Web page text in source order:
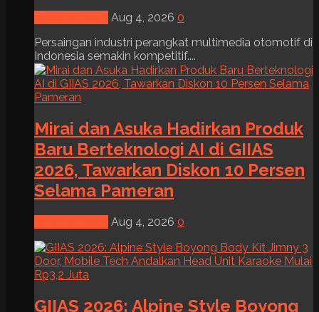
Aug 4, 2026 0
Persaingan industri perangkat multimedia otomotif di
Indonesia semakin kompetitif....
Mirai dan Asuka Hadirkan Produk
Baru Berteknologi AI di GIIAS
2026, Tawarkan Diskon 10 Persen
Selama Pameran
Aug 4, 2026 0
GIIAS 2026: Alpine Style Boyong